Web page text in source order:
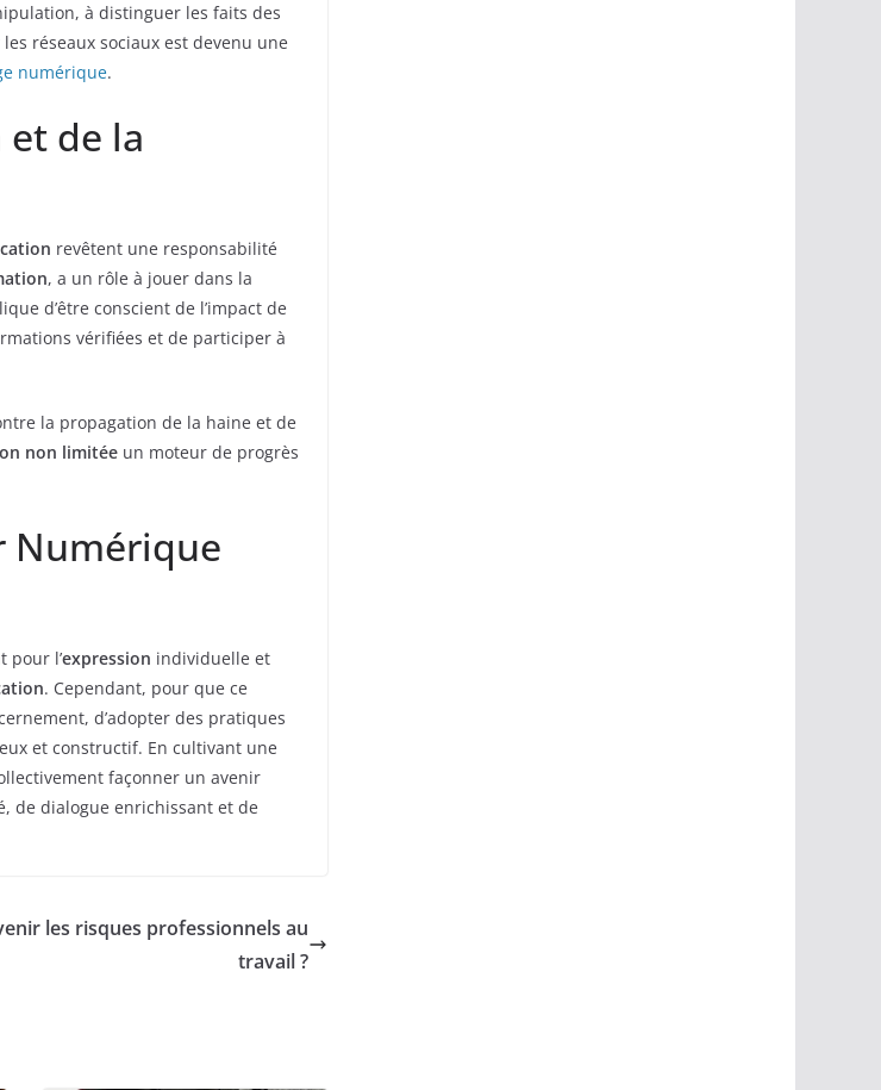
à distinguer les faits des
réseaux sociaux est devenu une
numérique.
et de la
revêtent une responsabilité
, a un rôle à jouer dans la
d’être conscient de l’impact de
vérifiées et de participer à
la propagation de la haine et de
non limitée un moteur de progrès
Numérique
pour l’expression individuelle et
. Cependant, pour que ce
d’adopter des pratiques
et constructif. En cultivant une
façonner un avenir
de dialogue enrichissant et de
les risques professionnels au
travail ?